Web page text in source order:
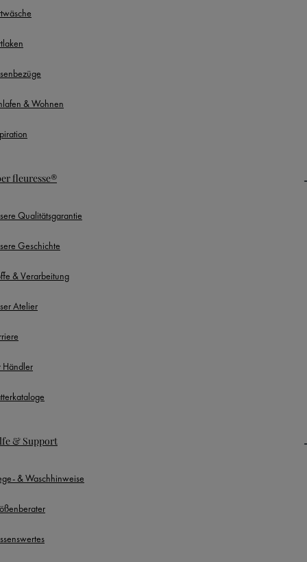
& Wohnen
fleuresse®
Qualitätsgarantie
Geschichte
& Verarbeitung
Atelier
Händler
& Support
& Waschhinweise